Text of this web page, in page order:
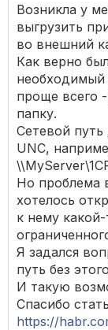
Возникла у
выгрузить
во внешний
Как верно
необходимый
проще всего
папку.
Сетевой
UNC,
Но проблема
хотелось
к нему
Я задался
путь без
И такую
Спасибо
https://